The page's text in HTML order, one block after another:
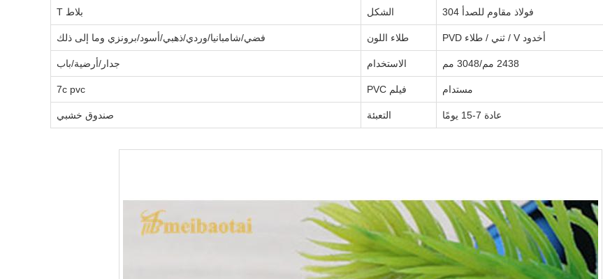
فولاذ مقاوم للصدأ 304 الشكل بلاط T
أخدود V / ثني / طلاء PVD طلاء اللون فضي/شامبانيا/وردي/ذهبي/أسود/برونزي وما إلى ذلك
2438 مم/3048 مم الاستخدام جدار/أرضية/باب
مستدام فيلم PVC 7c pvc
عادة 7-15 يومًا التعبئة صندوق خشبي